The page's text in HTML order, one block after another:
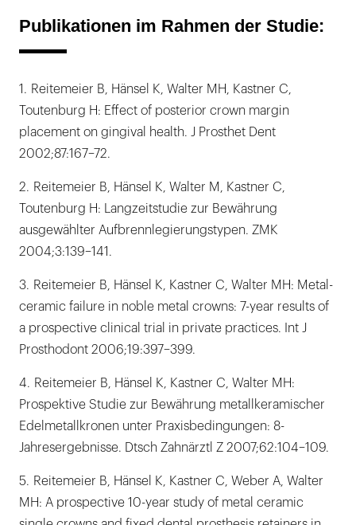
Publikationen im Rahmen der Studie:
1. Reitemeier B, Hänsel K, Walter MH, Kastner C,
Toutenburg H: Effect of posterior crown margin
placement on gingival health. J Prosthet Dent
2002;87:167–72.
2. Reitemeier B, Hänsel K, Walter M, Kastner C,
Toutenburg H: Langzeitstudie zur Bewährung
ausgewählter Aufbrennlegierungstypen. ZMK
2004;3:139–141.
3. Reitemeier B, Hänsel K, Kastner C, Walter MH: Metal-
ceramic failure in noble metal crowns: 7-year results of
a prospective clinical trial in private practices. Int J
Prosthodont 2006;19:397–399.
4. Reitemeier B, Hänsel K, Kastner C, Walter MH:
Prospektive Studie zur Bewährung metallkeramischer
Edelmetallkronen unter Praxisbedingungen: 8-
Jahresergebnisse. Dtsch Zahnärztl Z 2007;62:104–109.
5. Reitemeier B, Hänsel K, Kastner C, Weber A, Walter
MH: A prospective 10-year study of metal ceramic